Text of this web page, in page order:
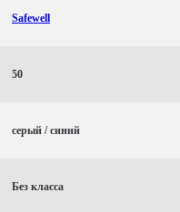
Safewell
50
серый / синий
Без класса